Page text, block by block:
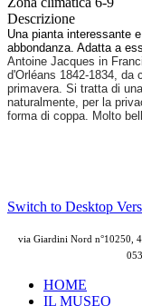
Descrizione
Una pianta interessante
abbondanza. Adatta a
Antoine Jacques in
d'Orléans 1842-1834,
primavera. Si tratta di
naturalmente, per la
forma di coppa. Molto
Switch to Desktop
via Giardini Nord n°10250,
HOME
IL MUSEO